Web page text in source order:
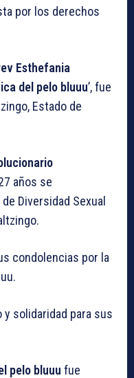
por los derechos
Esthefania
del pelo bluuu’, fue
Estado de
años se
Diversidad Sexual
condolencias por la
solidaridad para sus
pelo bluuu fue